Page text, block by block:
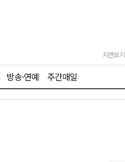
지면보기
방송·연예 주간매일